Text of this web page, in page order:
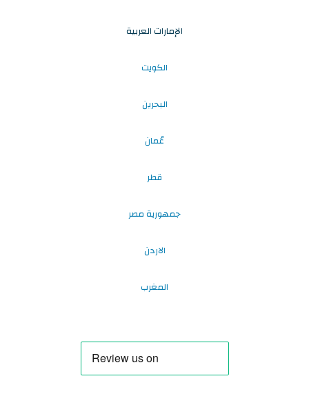
الإمارات العربية
الكويت
البحرين
عُمان
قطر
جمهورية مصر
الاردن
المغرب